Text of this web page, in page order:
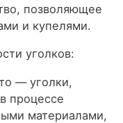
позволяющее
и купелями.
уголков:
— уголки,
процессе
материалами,